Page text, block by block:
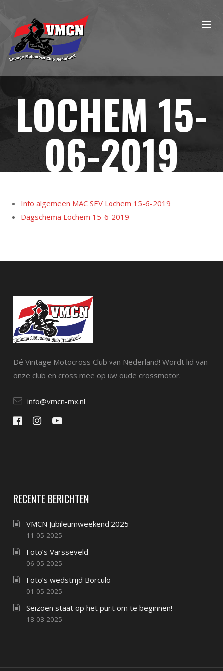
LOCHEM 15-
06-2019
Info algemeen MAC SEV Lochem 15-6-2019
Dagschema Lochem 15-6-2019
Dé Vintage Motocross Club van Nederland! Wordt lid van
onze club en cross mee op uw oude crossmotor.
info@vmcn-mx.nl
RECENTE BERICHTEN
VMCN Jubileumweekend 2025
11-05-2025
Foto’s Varsseveld
06-05-2025
Foto’s wedstrijd Borculo
01-05-2025
Seizoen staat op het punt om te beginnen!
18-03-2025